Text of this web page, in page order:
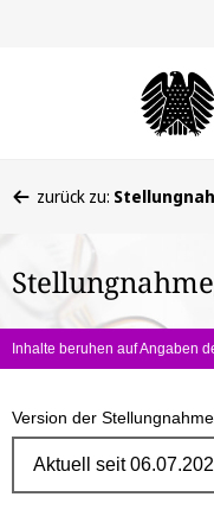
befinden
hier:
zurück zu:
Inhalte beruhen auf Angaben
Version der